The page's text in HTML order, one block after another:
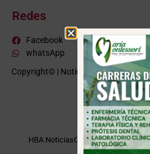
Redes
Facebook
whatsApp
Copyright© | NoticiasArequipa.pe |
derechos
VISITE
HBA NoticiasCusco Informa
Puno